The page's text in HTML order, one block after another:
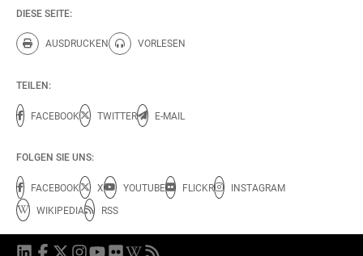
DIESE SEITE:
AUSDRUCKEN
Diese Seite drucken.
VORLESEN
Diese Seite vorlesen.
TEILEN:
FACEBOOK TWITTER E-MAIL
FOLGEN SIE UNS:
FACEBOOK X YOUTUBE FLICKR
INSTAGRAM
WIKIPEDIA
RSS